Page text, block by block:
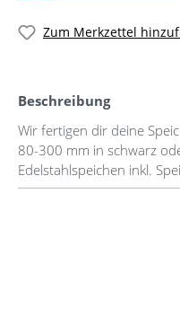
Zum Merkzettel
Beschreibung
Wir fertigen dir deine
80-300 mm in schwarz
Edelstahlspeichen inkl.